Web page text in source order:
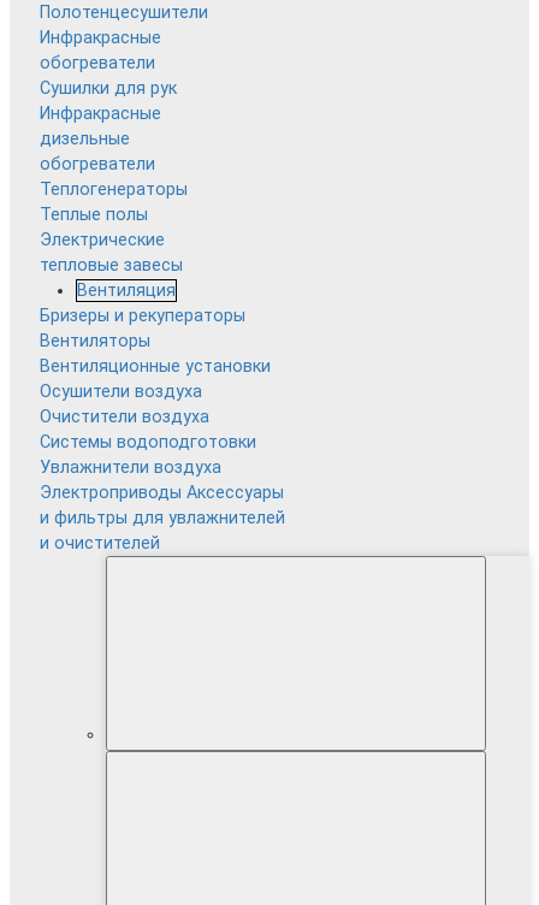
Полотенцесушители
Инфракрасные
обогреватели
Сушилки для рук
Инфракрасные
дизельные
обогреватели
Теплогенераторы
Теплые полы
Электрические
тепловые завесы
Вентиляция
Бризеры и рекуператоры
Вентиляторы
Вентиляционные установки
Осушители воздуха
Очистители воздуха
Системы водоподготовки
Увлажнители воздуха
Электроприводы Аксессуары
и фильтры для увлажнителей
и очистителей